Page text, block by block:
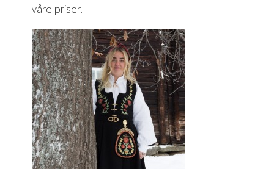
våre priser.